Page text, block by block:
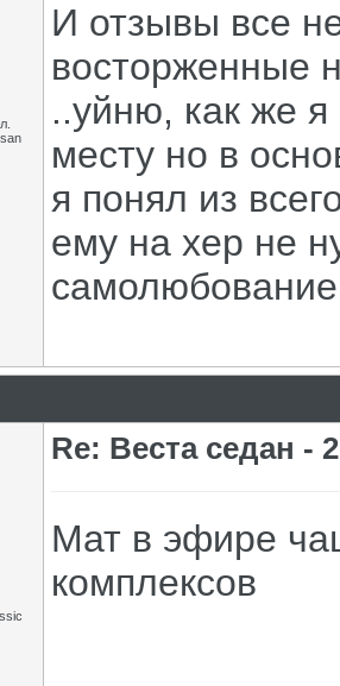
И отзывы все
восторженные
..уйню, как же я
месту но в
я понял из
ему на хер не
самолюбование
Re: Веста седан - 2
Мат в эфире
комплексов